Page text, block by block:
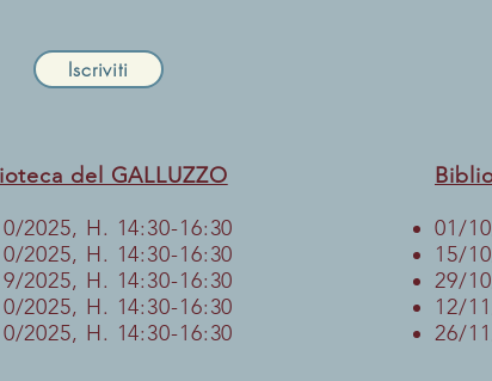
Iscriviti
del GALLUZZO
2025, H. 14:30-16:30
2025, H. 14:30-16:30
2025, H. 14:30-16:30
2025, H. 14:30-16:30
2025, H. 14:30-16:30
01/
15/
29/
12/
26/